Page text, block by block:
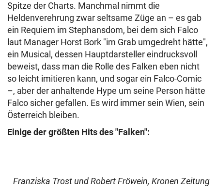
Spitze der Charts. Manchmal nimmt die
Heldenverehrung zwar seltsame Züge an – es gab
ein Requiem im Stephansdom, bei dem sich Falco
laut Manager Horst Bork "im Grab umgedreht hätte",
ein Musical, dessen Hauptdarsteller eindrucksvoll
beweist, dass man die Rolle des Falken eben nicht
so leicht imitieren kann, und sogar ein Falco-Comic
–, aber der anhaltende Hype um seine Person hätte
Falco sicher gefallen. Es wird immer sein Wien, sein
Österreich bleiben.
Einige der größten Hits des "Falken":
Franziska Trost und Robert Fröwein, Kronen Zeitung